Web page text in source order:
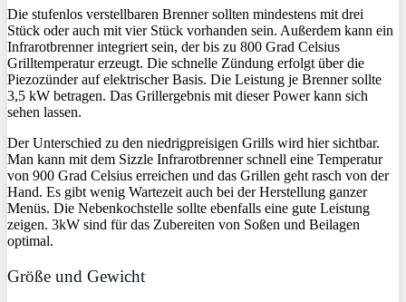
Die stufenlos verstellbaren Brenner sollten mindestens mit drei
Stück oder auch mit vier Stück vorhanden sein. Außerdem kann ein
Infrarotbrenner integriert sein, der bis zu 800 Grad Celsius
Grilltemperatur erzeugt. Die schnelle Zündung erfolgt über die
Piezozünder auf elektrischer Basis. Die Leistung je Brenner sollte
3,5 kW betragen. Das Grillergebnis mit dieser Power kann sich
sehen lassen.
Der Unterschied zu den niedrigpreisigen Grills wird hier sichtbar.
Man kann mit dem Sizzle Infrarotbrenner schnell eine Temperatur
von 900 Grad Celsius erreichen und das Grillen geht rasch von der
Hand. Es gibt wenig Wartezeit auch bei der Herstellung ganzer
Menüs. Die Nebenkochstelle sollte ebenfalls eine gute Leistung
zeigen. 3kW sind für das Zubereiten von Soßen und Beilagen
optimal.
Größe und Gewicht